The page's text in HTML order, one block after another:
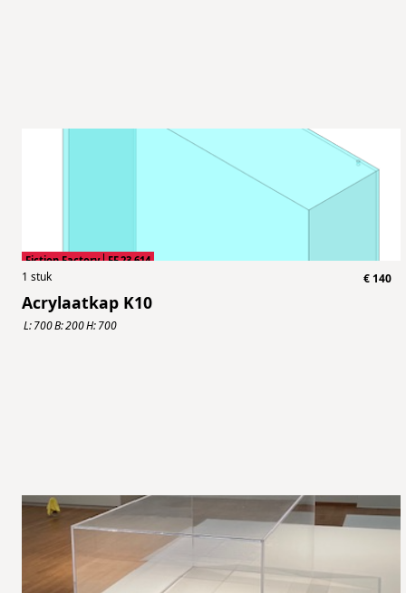
Fiction Factory FF.23.614
1 stuk € 140
Acrylaatkap K10
L:700B:200H:700